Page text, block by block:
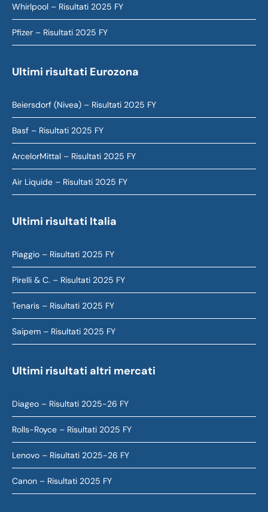
Whirlpool – Risultati 2025 FY
Pfizer – Risultati 2025 FY
Ultimi risultati Eurozona
Beiersdorf (Nivea) – Risultati 2025 FY
Basf – Risultati 2025 FY
ArcelorMittal – Risultati 2025 FY
Air Liquide – Risultati 2025 FY
Ultimi risultati Italia
Piaggio – Risultati 2025 FY
Pirelli & C. – Risultati 2025 FY
Tenaris – Risultati 2025 FY
Saipem – Risultati 2025 FY
Ultimi risultati altri mercati
Diageo – Risultati 2025-26 FY
Rolls-Royce – Risultati 2025 FY
Lenovo – Risultati 2025-26 FY
Canon – Risultati 2025 FY